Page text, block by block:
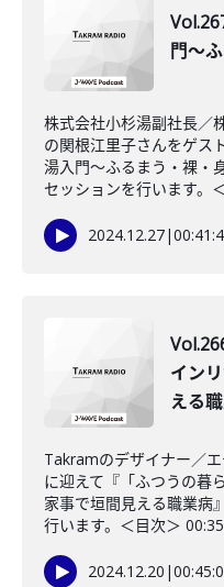
門〜
株式会社小杉湯副社長／
の関根江里子さんをゲス
湯入門〜ふるまう・裸・
セッションを行います。
2024.12.27|
イン
える
Takramのデザイナー／
に迎えて『「ふつうの暮
家事で垣間見える職業病
行います。＜目次＞
2024.12.20 |